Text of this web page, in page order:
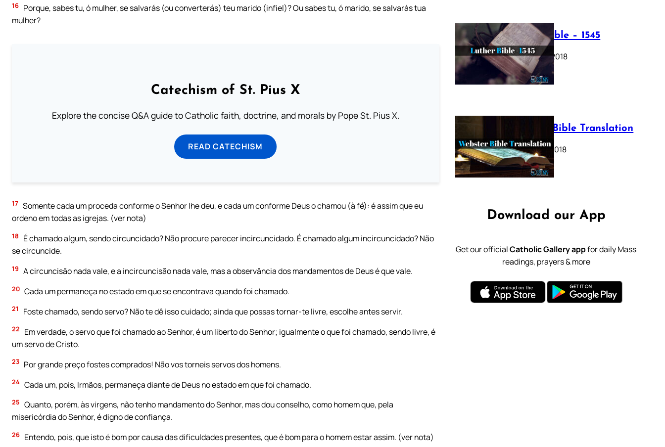
16 Porque, sabes tu, ó mulher, se salvarás (ou converterás) teu marido (infiel)? Ou sabes tu, ó marido, se salvarás tua
mulher?
Catechism of St. Pius X
Explore the concise Q&A guide to Catholic faith, doctrine, and morals by Pope St. Pius X.
READ CATECHISM
17 Somente cada um proceda conforme o Senhor lhe deu, e cada um conforme Deus o chamou (à fé): é assim que eu
ordeno em todas as igrejas. (ver nota)
18
É chamado algum, sendo circuncidado? Não procure parecer incircuncidado. É chamado algum incircuncidado? Não
se circuncide.
19 A circuncisão nada vale, e a incircuncisão nada vale, mas a observância dos mandamentos de Deus é que vale.
20 Cada um permaneça no estado em que se encontrava quando foi chamado.
21 Foste chamado, sendo servo? Não te dê isso cuidado; ainda que possas tornar-te livre, escolhe antes servir.
22
Em verdade, o servo que foi chamado ao Senhor, é um liberto do Senhor; igualmente o que foi chamado, sendo livre, é
um servo de Cristo.
23 Por grande preço fostes comprados! Não vos torneis servos dos homens.
24 Cada um, pois, Irmãos, permaneça diante de Deus no estado em que foi chamado.
25 Quanto, porém, às virgens, não tenho mandamento do Senhor, mas dou conselho, como homem que, pela
misericórdia do Senhor, é digno de confiança.
26 Entendo, pois, que isto é bom por causa das dificuldades presentes, que é bom para o homem estar assim. (ver nota)
Luther Bible – 1545
October 17, 2018
Webster Bible Translation
October 11, 2018
Download our App
Get our officialCatholic Gallery appfor daily Mass
readings, prayers & more